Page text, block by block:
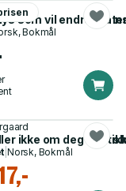
for et liv med
som vil endre
Bokmål
dine er starten og
ikke om deg -
|Norsk, Bokmål